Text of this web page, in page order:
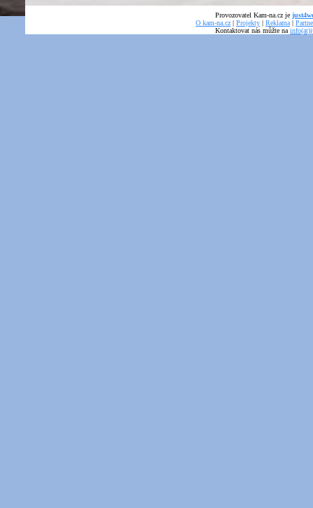
Provozovatel Kam-na.cz je
O kam-na.cz | Projekty | Reklama |
Kontaktovat nás můžte na